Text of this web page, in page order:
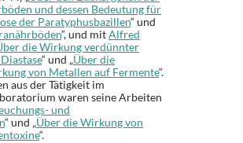
und dessen Bedeutung für
der Paratyphusbazillen“ und
“, und mitAlfred
die Wirkung verdünnter
“ und „Über die
von Metallen auf Fermente“.
aus der Tätigkeit im
waren seine Arbeiten
und
“ und „Über die Wirkung von
“.